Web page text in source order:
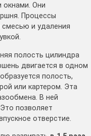
окнами. Они
Процессы
смесью и удаления
полость цилиндра
двигается в одном
полость,
или картером. Эта
В ней
позволяет
отверстие.